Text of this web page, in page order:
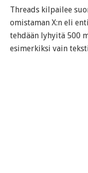
Threads kilpailee
omistaman X:n eli
tehdään lyhyitä 500
esimerkiksi vain